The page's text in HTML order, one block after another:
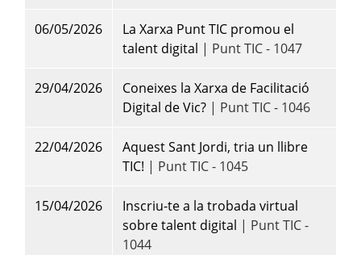
06/05/2026
La Xarxa Punt TIC promou el
talent digital | Punt TIC - 1047
29/04/2026
Coneixes la Xarxa de Facilitació
Digital de Vic? | Punt TIC - 1046
22/04/2026
Aquest Sant Jordi, tria un llibre
TIC! | Punt TIC - 1045
15/04/2026
Inscriu-te a la trobada virtual
sobre talent digital | Punt TIC -
1044